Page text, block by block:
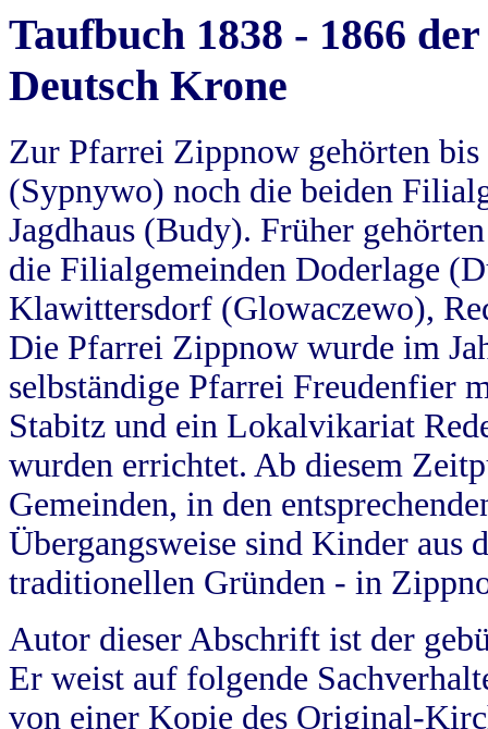
Taufbuch 1838 - 1866
Deutsch Krone
Zur Pfarrei Zippnow gehörten
(Sypnywo) noch die beiden
Jagdhaus (Budy). Früher
die Filialgemeinden Doderlage
Klawittersdorf (Glowaczewo),
Die Pfarrei Zippnow wurde im
selbständige Pfarrei Freudenfier
Stabitz und ein Lokalvikariat
wurden errichtet. Ab diesem
Gemeinden, in den
Übergangsweise sind Kinder aus
traditionellen Gründen - in
Autor dieser Abschrift ist der
Er weist auf folgende
von einer Kopie des Original-